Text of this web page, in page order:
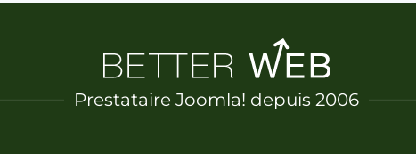
Prestataire Joomla! depuis 2006